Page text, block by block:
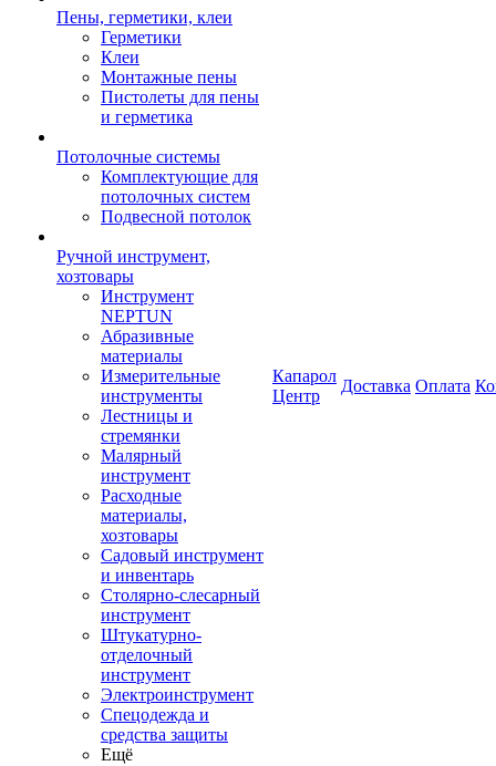
Пены, герметики, клеи
Герметики
Клеи
Монтажные пены
Пистолеты для пены
и герметика
Потолочные системы
Комплектующие для
потолочных систем
Подвесной потолок
Ручной инструмент,
хозтовары
Инструмент
NEPTUN
Абразивные
материалы
Измерительные
инструменты
Лестницы и
стремянки
Малярный
инструмент
Расходные
материалы,
хозтовары
Садовый инструмент
и инвентарь
Столярно-слесарный
инструмент
Штукатурно-
отделочный
инструмент
Электроинструмент
Спецодежда и
средства защиты
Ещё
Капарол
Центр
Доставка Оплата